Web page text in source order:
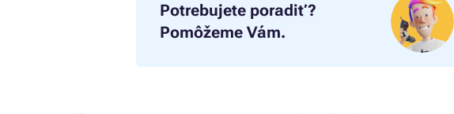
Potrebujete poradiť?
Pomôžeme Vám.